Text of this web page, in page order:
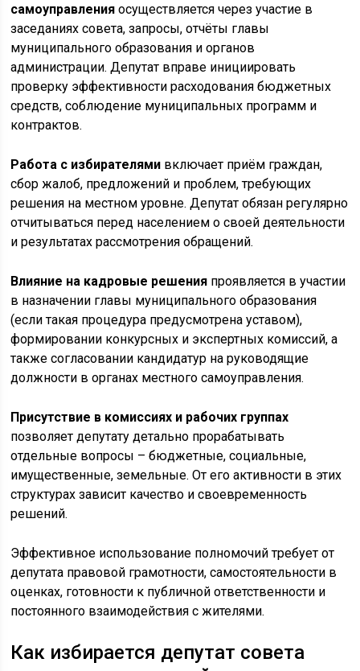
самоуправления осуществляется через участие в
заседаниях совета, запросы, отчёты главы
муниципального образования и органов
администрации. Депутат вправе инициировать
проверку эффективности расходования бюджетных
средств, соблюдение муниципальных программ и
контрактов.
Работа с избирателями включает приём граждан,
сбор жалоб, предложений и проблем, требующих
решения на местном уровне. Депутат обязан регулярно
отчитываться перед населением о своей деятельности
и результатах рассмотрения обращений.
Влияние на кадровые решения проявляется в участии
в назначении главы муниципального образования
(если такая процедура предусмотрена уставом),
формировании конкурсных и экспертных комиссий, а
также согласовании кандидатур на руководящие
должности в органах местного самоуправления.
Присутствие в комиссиях и рабочих группах
позволяет депутату детально прорабатывать
отдельные вопросы – бюджетные, социальные,
имущественные, земельные. От его активности в этих
структурах зависит качество и своевременность
решений.
Эффективное использование полномочий требует от
депутата правовой грамотности, самостоятельности в
оценках, готовности к публичной ответственности и
постоянного взаимодействия с жителями.
Как избирается депутат совета